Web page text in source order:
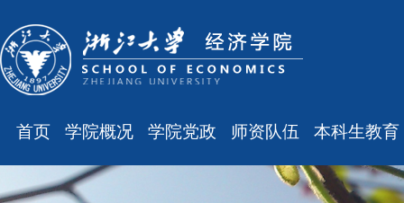
首页 学院概况
学院简介
学院党政 师资队伍
最新消息
本科生教育
最新消息